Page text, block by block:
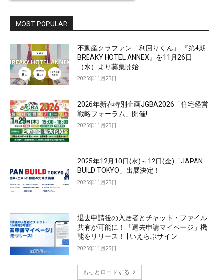
MOST POPULAR
不動産クラファン「利回りくん」 『第4期
BREAKY HOTEL ANNEX』を11月26日
（水）より募集開始
2025年11月25日
2026年新春特別企画JGBA2026「住宅経営
戦略フォーラム」開催!
2025年11月25日
2025年12月10日(水)～12日(金)「JAPAN
BUILD TOKYO」出展決定！
2025年11月25日
退去申請後の入居者とチャット・ファイル
共有が可能に！「退去申請マイページ」機
能をリリース！ | いえらぶサイン
2025年11月25日
もっとロードする